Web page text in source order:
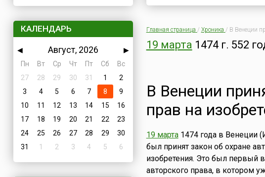
КАЛЕНДАРЬ
◀ Август, 2026
▶
Пн
Вт Ср Чт Пт Сб
Вс
27
28 29 30 31 1
2
3
4 5 6 7 8
9
10
11 12 13 14 15
16
17
18 19 20 21 22
23
24
25 26 27 28 29
30
31
1 2 3 4 5 6
Главная страница / Хроника / В Венеции
19 марта 1474 г. 552
В Венеции
прав на
19 марта1474 года в Венеции
был принят закон об охране
изобретения. Это был первый
авторского права, в котором